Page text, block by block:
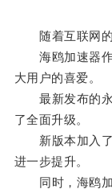
随着互联网的
海鸥加速器作
大用户的喜爱。
最新发布的永
了全面升级。
新版本加入了
进一步提升。
同时，海鸥加